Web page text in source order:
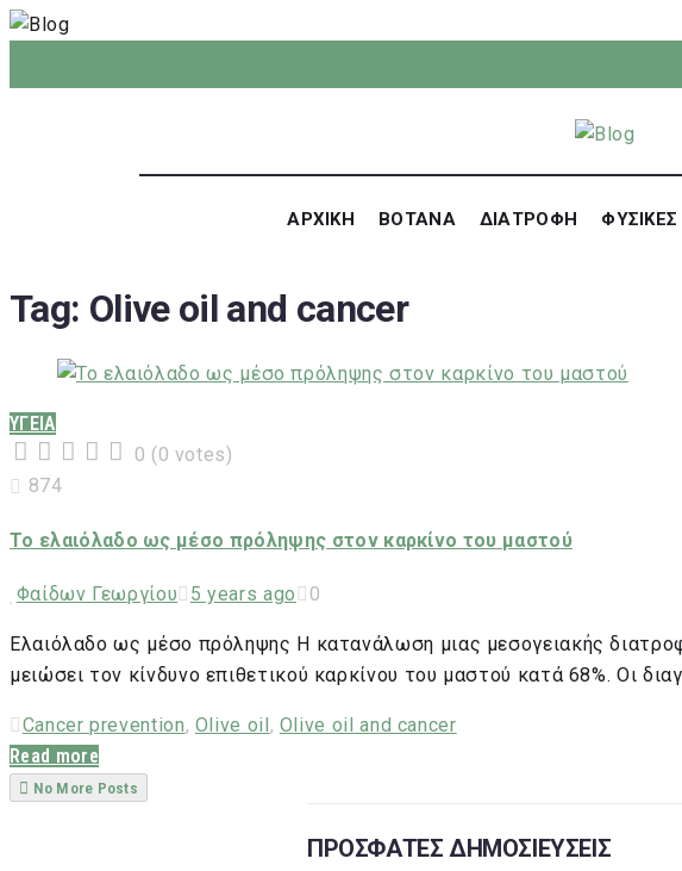
ΑΡΧΙΚΗ ΒΟΤΑΝΑ ΔΙΑΤΡΟΦΗ
Tag: Olive oil and cancer
ΥΓΕΙΑ
2
1
0 (0 votes)
874
Το ελαιόλαδο ως μέσο πρόληψης στον καρκίνο του μαστού
Φαίδων Γεωργίου 5 years ago 0
Ελαιόλαδο ως μέσο πρόληψης Η κατανάλωση μιας μεσογειακής
μειώσει τον κίνδυνο επιθετικού καρκίνου του μαστού κατά 68%. Οι
Cancer prevention, Olive oil , Olive oil and cancer
Read more
No More Posts
ΠΡΟΣΦΑΤΕΣ ΔΗΜΟΣΙΕΥΣΕΙΣ